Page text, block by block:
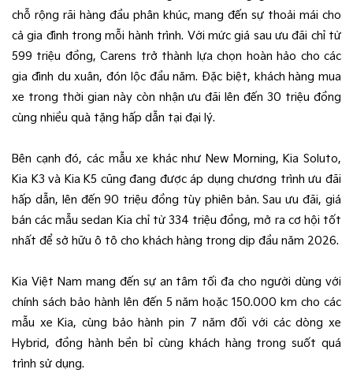
chỗ rộng rãi hàng đầu phân khúc, mang đến sự thoải mái cho
cả gia đình trong mỗi hành trình. Với mức giá sau ưu đãi chỉ từ
599 triệu đồng, Carens trở thành lựa chọn hoàn hảo cho các
gia đình du xuân, đón lộc đầu năm. Đặc biệt, khách hàng mua
xe trong thời gian này còn nhận ưu đãi lên đến 30 triệu đồng
cùng nhiều quà tặng hấp dẫn tại đại lý.
Bên cạnh đó, các mẫu xe khác như New Morning, Kia Soluto,
Kia K3 và Kia K5 cũng đang được áp dụng chương trình ưu đãi
hấp dẫn, lên đến 90 triệu đồng tùy phiên bản. Sau ưu đãi, giá
bán các mẫu sedan Kia chỉ từ 334 triệu đồng, mở ra cơ hội tốt
nhất để sở hữu ô tô cho khách hàng trong dịp đầu năm 2026.
Kia Việt Nam mang đến sự an tâm tối đa cho người dùng với
chính sách bảo hành lên đến 5 năm hoặc 150.000 km cho các
mẫu xe Kia, cùng bảo hành pin 7 năm đối với các dòng xe
Hybrid, đồng hành bền bỉ cùng khách hàng trong suốt quá
trình sử dụng.